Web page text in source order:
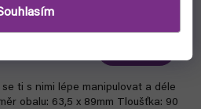
ti s nimi lépe manipulovat a déle
obalu: 63,5 x 89mm Tloušťka: 90